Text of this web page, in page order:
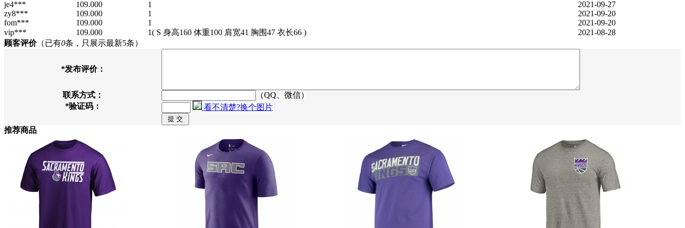
je4*** 109.000 1
2021-09-27
zy8***
109.000 1
2021-09-20
fom***
109.000 1
2021-09-20
vip***
109.000 1( S 身高160 体重100 肩宽41 胸围47 衣长66 )
2021-08-28
顾客评价（已有0条，只展示最新5条）
*发布评价：
联系方式：
（QQ、微信）
*验证码： 看不清楚?换个图片
推荐商品